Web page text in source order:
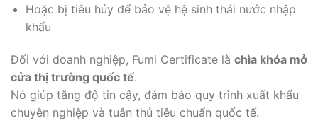
Hoặc bị tiêu hủy để bảo vệ hệ sinh thái nước nhập
khẩu
Đối với doanh nghiệp, Fumi Certificate là chìa khóa mở
cửa thị trường quốc tế.
Nó giúp tăng độ tin cậy, đảm bảo quy trình xuất khẩu
chuyên nghiệp và tuân thủ tiêu chuẩn quốc tế.